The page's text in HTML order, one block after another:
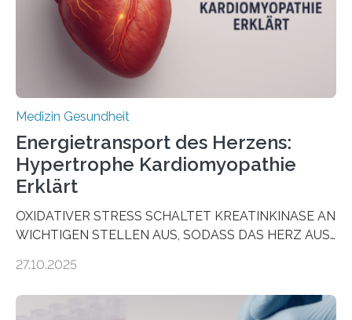
dienen könnte. Darmkrebs zählt weltweit zu den
häufigsten Krebsarten und stellt…
Medizin Gesundheit
Energietransport des Herzens:
Hypertrophe Kardiomyopathie
Erklärt
OXIDATIVER STRESS SCHALTET KREATINKINASE AN
WICHTIGEN STELLEN AUS, SODASS DAS HERZ AUS
aus dem Deutschen Zentrum für Herzinsuffizienz
im Journal Circulation, warum der Energietransport bei
27.10.2025